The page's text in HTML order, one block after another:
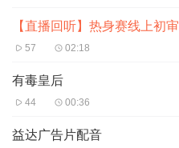
【直播回听】热身赛线上初审
57 02:18
有毒皇后
44 00:36
益达广告片配音